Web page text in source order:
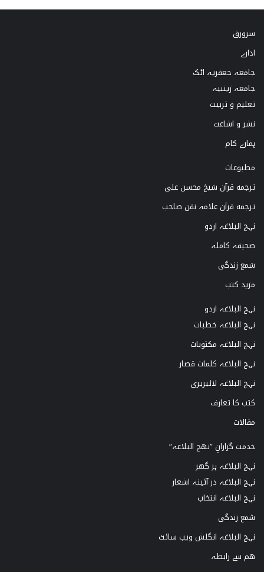
c
u
s
k
سرورق
ادارے
جامعہ جعفریہ اٹک
جامعہ زینبیہ
تعلیم و تربیت
نشر و اشاعت
ہمارے کام
مطبوعات
ترجمه قرآن شیخ محسن علی
ترجمه قرآن علامہ نقن صاحب
نہج البلاغہ اردو
صحیفہ کاملہ
شمع زندگی
مزید کتب
نہج البلاغہ اردو
نہج البلاغہ خطبات
نہج البلاغہ مکتوبات
نہج البلاغہ کلمات قصار
نہج البلاغہ لائبریری
کتب کا تعارف
مقالات
خدمت گزارانِ ”نھج البلاغہ“
نہج البلاغہ ہر گھر
نہج البلاغہ در آئینہ اشعار
نہج البلاغہ انتخاب
شمع زندگی
نہج البلاغہ انگلش ویب سائٹ
ھم سے رابطہ